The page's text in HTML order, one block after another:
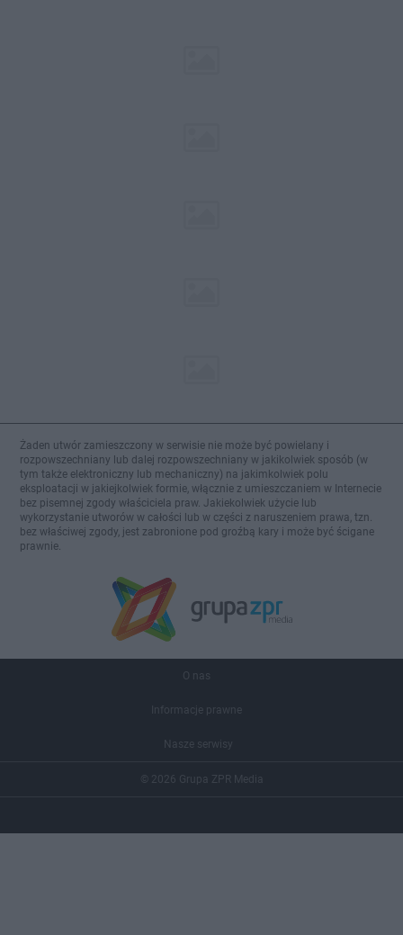
Żaden utwór zamieszczony w serwisie nie może być powielany i
rozpowszechniany lub dalej rozpowszechniany w jakikolwiek sposób (w
tym także elektroniczny lub mechaniczny) na jakimkolwiek polu
eksploatacji w jakiejkolwiek formie, włącznie z umieszczaniem w Internecie
bez pisemnej zgody właściciela praw. Jakiekolwiek użycie lub
wykorzystanie utworów w całości lub w części z naruszeniem prawa, tzn.
bez właściwej zgody, jest zabronione pod groźbą kary i może być ścigane
prawnie.
O nas
Informacje prawne
Nasze serwisy
© 2026 Grupa ZPR Media